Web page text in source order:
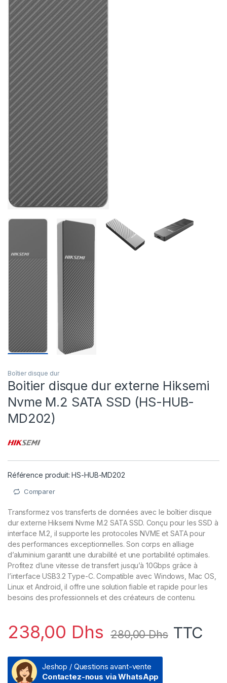
Boîtier disque dur
Boitier disque dur externe Hiksemi
Nvme M.2 SATA SSD (HS-HUB-
MD202)
Référence produit: HS-HUB-MD202
Comparer
Transformez vos transferts de données avec le boîtier disque
dur externe Hiksemi Nvme M.2 SATA SSD. Conçu pour les SSD à
interface M.2, il supporte les protocoles NVME et SATA pour
des performances exceptionnelles. Son corps en alliage
d’aluminium garantit une durabilité et une portabilité optimales.
Profitez d’une vitesse de transfert jusqu’à 10Gbps grâce à
l’interface USB3.2 Type-C. Compatible avec Windows, Mac OS,
Linux et Android, il offre une solution fiable et rapide pour les
besoins des professionnels et des créateurs de contenu.
238,00 Dhs 280,00Dhs TTC
Jeshop / Questions avant-vente
Contactez-nous via WhatsApp